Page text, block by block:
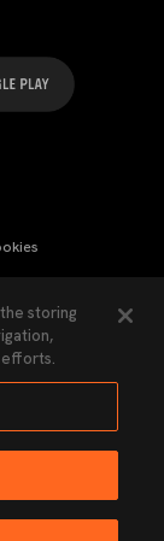
permiso del Valencia
storing
efforts.